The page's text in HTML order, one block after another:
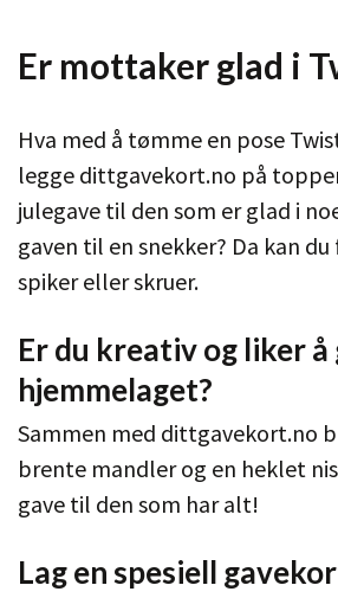
Er mottaker glad i
Hva med å tømme en pose
legge dittgavekort.no på
julegave til den som er glad i
gaven til en snekker? Da kan
spiker eller skruer.
Er du kreativ og liker
hjemmelaget?
Sammen med dittgavekort.no
brente mandler og en heklet
gave til den som har alt!
Lag en spesiell